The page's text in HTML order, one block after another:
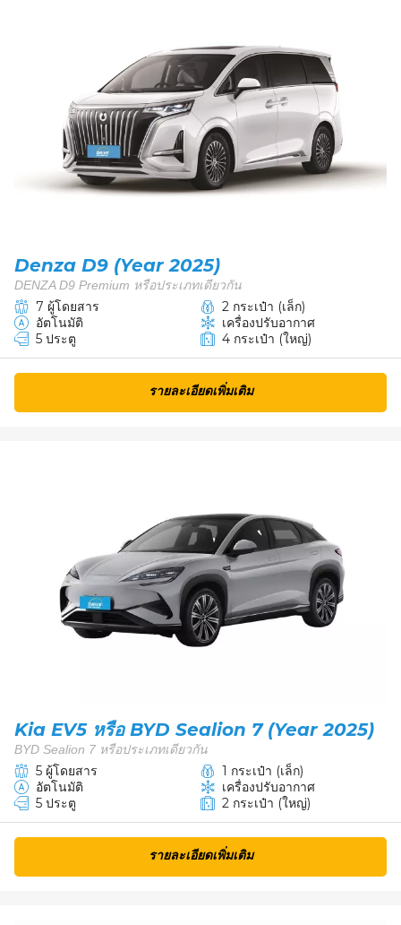
Denza D9 (Year 2025)
DENZA D9 Premium หรือประเภทเดียวกัน
7 ผู้โดยสาร
2 กระเป๋า (เล็ก)
อัตโนมัติ
เครื่องปรับอากาศ
5 ประตู
4 กระเป๋า (ใหญ่)
รายละเอียดเพิ่มเติม
Kia EV5 หรือ BYD Sealion 7 (Year 2025)
BYD Sealion 7 หรือประเภทเดียวกัน
5 ผู้โดยสาร
1 กระเป๋า (เล็ก)
อัตโนมัติ
เครื่องปรับอากาศ
5 ประตู
2 กระเป๋า (ใหญ่)
รายละเอียดเพิ่มเติม